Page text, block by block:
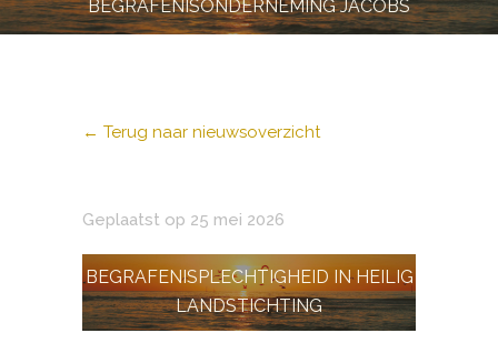
BEGRAFENISONDERNEMING JACOBS
← Terug naar nieuwsoverzicht
Geplaatst op 25 mei 2026
BEGRAFENISPLECHTIGHEID IN HEILIG
LANDSTICHTING